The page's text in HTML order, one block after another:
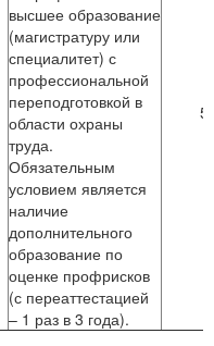
высшее образование
(магистратуру или
специалитет) с
профессиональной
переподготовкой в
области охраны
труда.
Обязательным
условием является
наличие
дополнительного
образование по
оценке профрисков
(с переаттестацией
– 1 раз в 3 года).
5